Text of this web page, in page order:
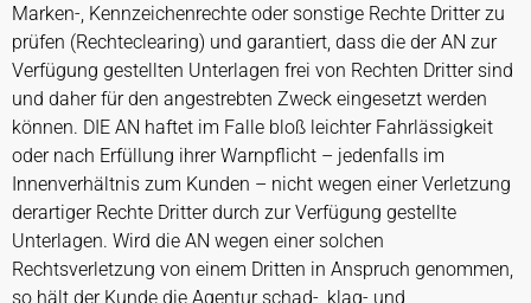
Marken-, Kennzeichenrechte oder sonstige Rechte Dritter zu
prüfen (Rechteclearing) und garantiert, dass die der AN zur
Verfügung gestellten Unterlagen frei von Rechten Dritter sind
und daher für den angestrebten Zweck eingesetzt werden
können. DIE AN haftet im Falle bloß leichter Fahrlässigkeit
oder nach Erfüllung ihrer Warnpflicht – jedenfalls im
Innenverhältnis zum Kunden – nicht wegen einer Verletzung
derartiger Rechte Dritter durch zur Verfügung gestellte
Unterlagen. Wird die AN wegen einer solchen
Rechtsverletzung von einem Dritten in Anspruch genommen,
so hält der Kunde die Agentur schad-, klag- und